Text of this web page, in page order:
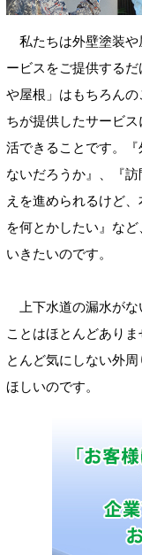
私たちは外壁塗装や
ービスをご提供する
や屋根」はもちろん
ちが提供したサービ
活できることです。
ないだろうか』、『
えを進められるけど
を何とかしたい』な
いきたいのです。
上下水道の漏水がな
ことはほとんどあり
とんど気にしない外
ほしいのです。